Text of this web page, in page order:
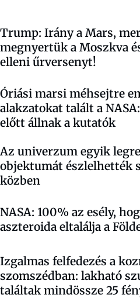
Trump: Irány a Mars,
megnyertük a Moszkva
elleni űrversenyt!
Óriási marsi méhsejtre
alakzatokat talált a
előtt állnak a kutatók
Az univerzum egyik
objektumát észlelhették
közben
NASA: 100% az esély,
aszteroida eltalálja a
Izgalmas felfedezés a
szomszédban: lakható
találtak mindössze 25